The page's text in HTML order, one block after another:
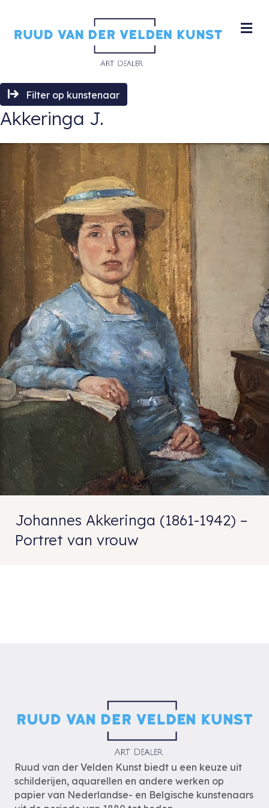
Filter op kunstenaar
Akkeringa J.
Johannes Akkeringa (1861-1942) –
Portret van vrouw
Ruud van der Velden Kunst biedt u een keuze uit
schilderijen, aquarellen en andere werken op
papier van Nederlandse- en Belgische kunstenaars